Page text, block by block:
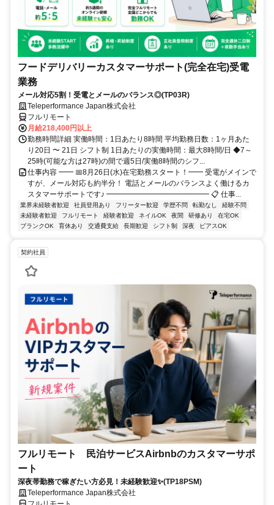
フードデリバリーカスタマーサポート(完全在宅)受電
業務
メール対応5割！受電とメールのバランス◎(TP03R)
Teleperformance Japan株式会社
フルリモート
月給218,400円以上
勤務時間詳細 実働時間：1日あたり8時間 平均勤務日数：1ヶ月あた
り20日 〜 21日 シフト制 1日あたりの実働時間：最大8時間/日 ◆7～
25時(可能な方は27時)の間で週5日/実働8時間のシフ...
仕事内容 ━━ 📅8月26日(水)在宅勤務スタート！━━ 受電がメインで
すが、メール対応も約半分！ 電話とメールのバランスよく働けるカ
スタマーサポートです♪ ━━━━━━━━━━━━━━ 📋 仕事...
業界未経験者歓迎 社員登用あり フリーター歓迎 学歴不問 転勤なし
経験不問
未経験者歓迎
フルリモート 経験者歓迎 ネイルOK 夜間 研修あり
在宅OK
ブランクOK
育休あり 交通費支給 長期歓迎 シフト制 深夜 ピアスOK
契約社員
フルリモート 民泊サービスAirbnbのカスタマーサポ
ート
深夜帯勤務で稼ぎたい方必見！未経験歓迎✨(TP18PSM)
Teleperformance Japan株式会社